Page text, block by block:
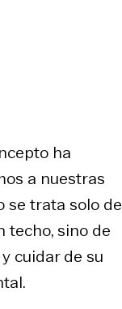
ha
a nuestras
se trata solo de
techo, sino de
y cuidar de su